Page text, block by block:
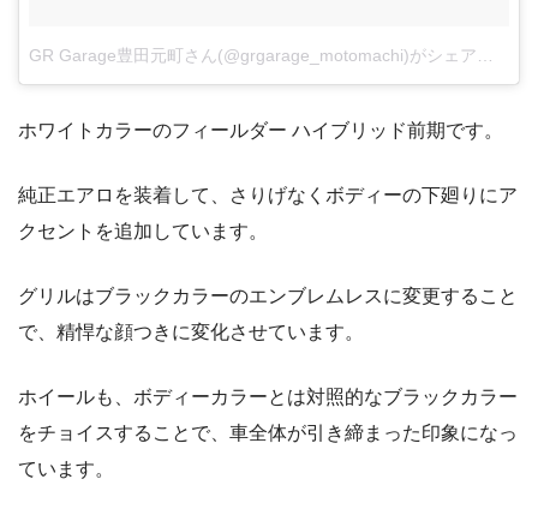
ホワイトカラーのフィールダー ハイブリッド前期です。
純正エアロを装着して、さりげなくボディーの下廻りにア
クセントを追加しています。
グリルはブラックカラーのエンブレムレスに変更すること
で、精悍な顔つきに変化させています。
ホイールも、ボディーカラーとは対照的なブラックカラー
をチョイスすることで、車全体が引き締まった印象になっ
ています。